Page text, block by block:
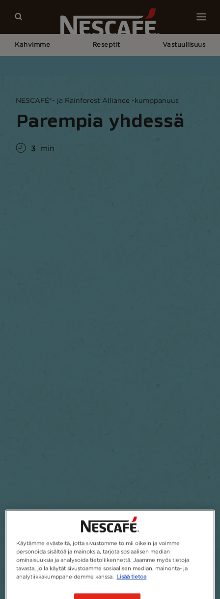
Kahvimme Reseptit Vastuullisuus
NESCAFÉ®- ja Rainforest Alliance -kumppanuus
Parempia yhdessä
3 min
Käytämme evästeitä, jotta sivustomme toimii oikein ja voimme
personoida sisältöä ja mainoksia, tarjota sosiaalisen median
ominaisuuksia ja analysoida tietoliikennettä. Jaamme myös tietoja
tavasta, jolla käytät sivustoamme sosiaalisen median, mainonta- ja
analytiikkakumppaneidemme kanssa. Lisää tietoa